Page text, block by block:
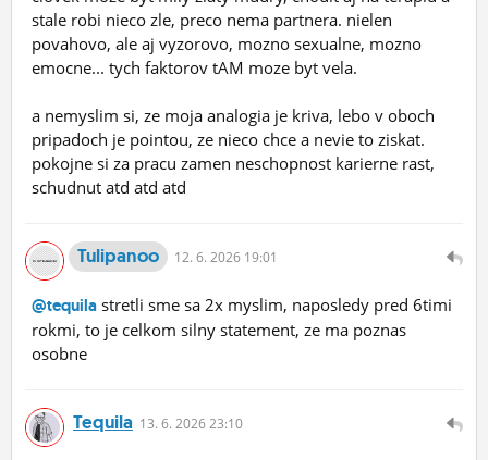
stale robi nieco zle, preco nema partnera. nielen
povahovo, ale aj vyzorovo, mozno sexualne, mozno
emocne... tych faktorov tAM moze byt vela.
a nemyslim si, ze moja analogia je kriva, lebo v oboch
pripadoch je pointou, ze nieco chce a nevie to ziskat.
pokojne si za pracu zamen neschopnost karierne rast,
schudnut atd atd atd
Tulipanoo 12. 6. 2026 19:01
@tequila stretli sme sa 2x myslim, naposledy pred 6timi
rokmi, to je celkom silny statement, ze ma poznas
osobne
Tequila 13. 6. 2026 23:10